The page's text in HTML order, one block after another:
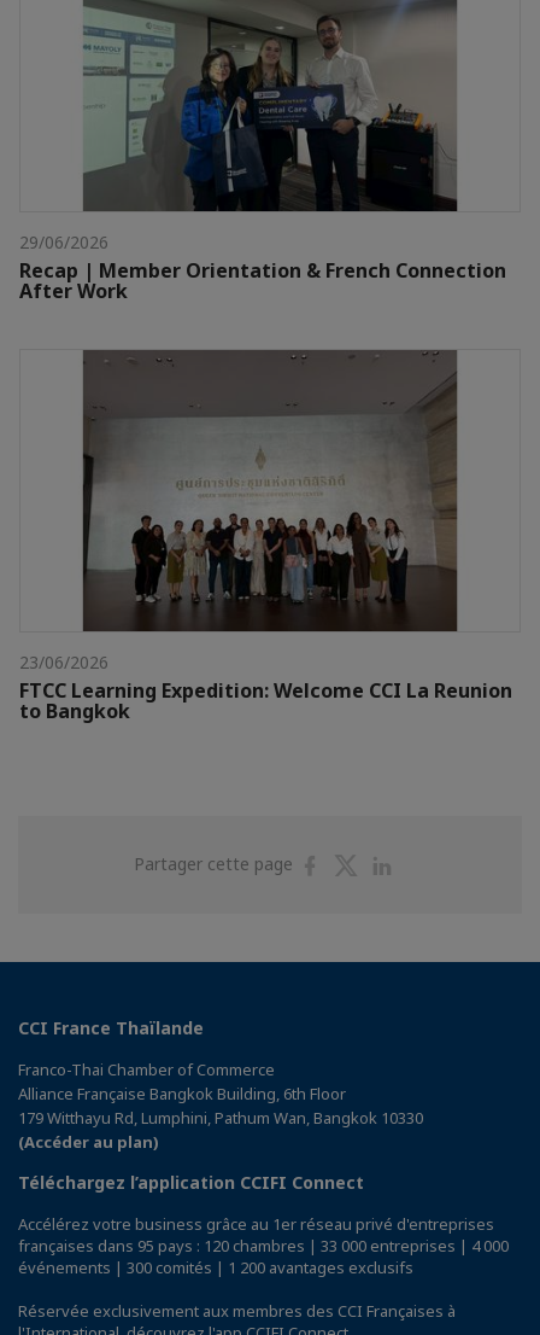
29/06/2026
Recap | Member Orientation & French Connection
After Work
23/06/2026
FTCC Learning Expedition: Welcome CCI La Reunion
to Bangkok
Partager cette page
PartagerPartager
CCI France Thaïlande
Franco-Thai Chamber of Commerce
Alliance Française Bangkok Building, 6th Floor
179 Witthayu Rd, Lumphini, Pathum Wan, Bangkok 10330
(Accéder au plan)
Téléchargez l’application CCIFI Connect
Accélérez votre business grâce au 1er réseau privé d'entreprises
françaises dans 95 pays : 120 chambres | 33 000 entreprises | 4 000
événements | 300 comités | 1 200 avantages exclusifs
Réservée exclusivement aux membres des CCI Françaises à